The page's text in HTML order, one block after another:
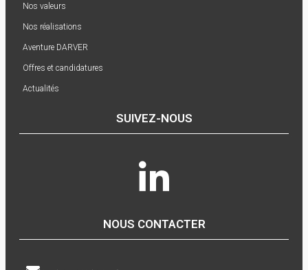
Nos valeurs
Nos réalisations
Aventure DARVER
Offres et candidatures
Actualités
SUIVEZ-NOUS
NOUS CONTACTER